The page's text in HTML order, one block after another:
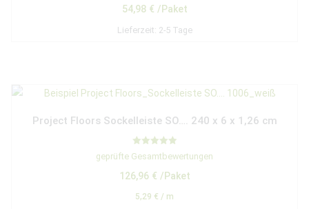
54,98 € /Paket
Lieferzeit: 2-5 Tage
Project Floors Sockelleiste SO…. 240 x 6 x 1,26 cm
Bewertet mit
5.00
geprüfte Gesamtbewertungen
126,96 € /Paket
5,29 € / m